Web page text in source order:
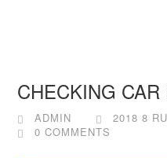
CHECKING
ADMIN
2018 8
0 COMMENTS